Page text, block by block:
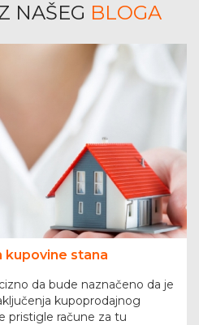
NAŠEG BLOGA
kupovine stana
da bude naznačeno da je
kupoprodajnog
pristigle račune za tu